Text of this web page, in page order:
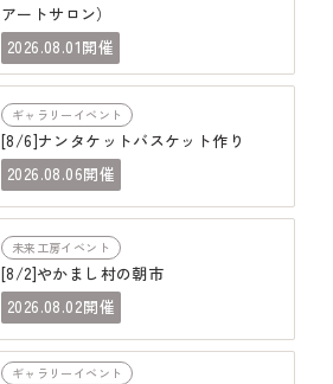
アートサロン）
2026.08.01開催
ギャラリーイベント
[8/6]ナンタケットバスケット作り
2026.08.06開催
未来工房イベント
[8/2]やかまし村の朝市
2026.08.02開催
ギャラリーイベント